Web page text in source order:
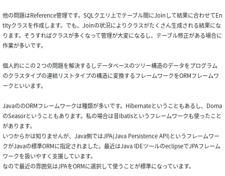
他の問題はReference管理です。SQLクエリ上でテーブル間にJoinして結果に合わせてEn
tityクラスを作成します。でも、Joinの状況によりクラスがたくさん生成される結果にな
ります。そうすればクラスが多くなって管理が大変になるし、テーブル修正がある場合に
作業が多いです。
個人的にこの２つの問題を解決するしデータベースのツリー構造のデータをプログラム
のクラスタイプの連結リストタイプの構造に変換するフレームワークをORMフレームワ
ークといいます。
JavaののORMフレームワークは種類が多いです。Hibernateということもあるし、Doma
のSeasorということもあります。私の場合は昔ibatisというフレームワークも使ったこと
があります。
いつからかは知りませんが、Java側ではJPA(Java Persistence API)というフレームワー
クがJavaの標準ORMに指定されました。最近はJava IDEツールのeclipseでJPAフレーム
ワークを扱いやすく支援しています。
なので最近の雰囲気はJPAをORMに選択して使うことが標準になっています。